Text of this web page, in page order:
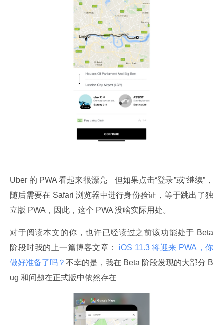
Uber 的 PWA 看起来很漂亮，但如果点击“登录”或“继续”，
随后需要在 Safari 浏览器中进行身份验证，等于跳出了独
立版 PWA，因此，这个 PWA 没啥实际用处。
对于阅读本文的你，也许已经读过之前该功能处于 Beta
阶段时我的上一篇博客文章：
iOS 11.3 将迎来 PWA，你
做好准备了吗？ 不幸的是，我在 Beta 阶段发现的大部分 B
ug 和问题在正式版中依然存在